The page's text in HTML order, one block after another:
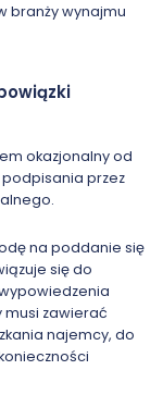
branży wynajmu
okazjonalny od
przez
na poddanie się
się do
musi zawierać
najemcy, do